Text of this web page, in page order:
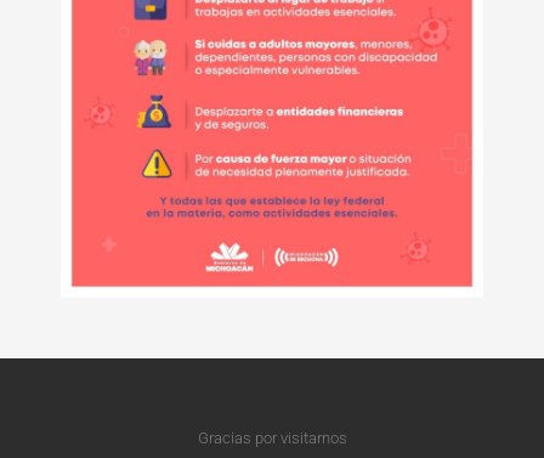
Gracias por visitarnos